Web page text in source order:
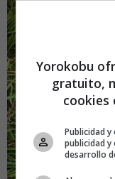
Yorokobu
gratuito,
cookies
Publicidad
publicidad
desarrollo